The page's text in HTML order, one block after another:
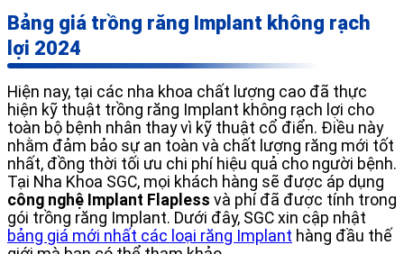
Bảng giá trồng răng Implant không rạch
lợi 2024
Hiện nay, tại các nha khoa chất lượng cao đã thực
hiện kỹ thuật trồng răng Implant không rạch lợi cho
toàn bộ bệnh nhân thay vì kỹ thuật cổ điển. Điều này
nhằm đảm bảo sự an toàn và chất lượng răng mới tốt
nhất, đồng thời tối ưu chi phí hiệu quả cho người bệnh.
Tại Nha Khoa SGC, mọi khách hàng sẽ được áp dụng
công nghệ Implant Flapless và phí đã được tính trong
gói trồng răng Implant. Dưới đây, SGC xin cập nhật
bảng giá mới nhất các loại răng Implant hàng đầu thế